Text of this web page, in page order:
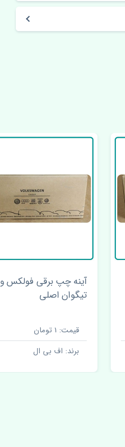
فیلتر روغن فولکس واگن
تیگوان چین
قیمت: 900000 تومان
برند: اف بی ال